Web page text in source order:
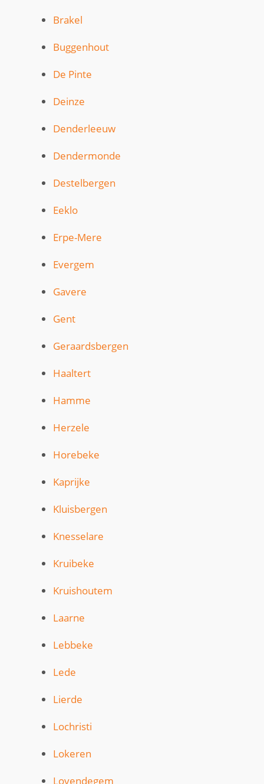
Brakel
Buggenhout
De Pinte
Deinze
Denderleeuw
Dendermonde
Destelbergen
Eeklo
Erpe-Mere
Evergem
Gavere
Gent
Geraardsbergen
Haaltert
Hamme
Herzele
Horebeke
Kaprijke
Kluisbergen
Knesselare
Kruibeke
Kruishoutem
Laarne
Lebbeke
Lede
Lierde
Lochristi
Lokeren
Lovendegem